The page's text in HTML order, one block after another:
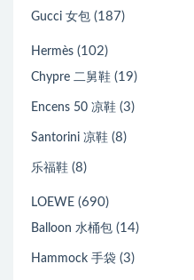
Gucci 女包 (187)
Hermès (102)
Chypre 二舅鞋 (19)
Encens 50 凉鞋 (3)
Santorini 凉鞋 (8)
乐福鞋 (8)
LOEWE (690)
Balloon 水桶包 (14)
Hammock 手袋 (3)